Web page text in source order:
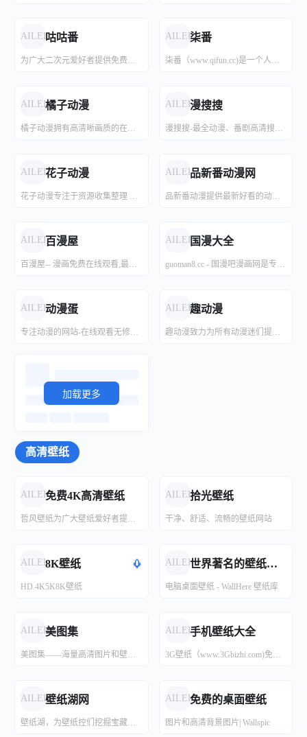
FAILED咕咕番
为广大二次元爱好者提供免费、高质量无广告的新番、老番、特摄动画在线观看！
FAILED柒番
柒番（www.qifun.cc)是一个人动漫网站，这里有及时的动漫新番，活跃的ACG氛围，大家可以在这里找到许多欢乐。
FAILED橘子动漫
橘子动漫拥有高清晰画质的在线动漫，最新电影，观看完全免费、高速播放、更新及时在线，我们致力为所有动漫迷们提供最好看的动漫
FAILED漫搜搜
漫搜搜-最全动漫、番剧高清搜索，想搜就搜想看就看~
FAILED花子动漫
花子动漫专注于资源收集整理 海量的有效的高质量的动漫，资源下载，最新电影，观看完全免费、高速播放、更新及时在线，我们致力为所有动漫迷们提供最好看的动漫
FAILED品新番动漫网
品新番动漫提供最新好看的动漫、泡面番等高清无修免费动漫在线观看和下载，新番动画推荐和动漫下载就在品新番动漫网！
FAILED百漫屋
百漫屋-- 漫画免费在线观看,最新漫画,手机看漫画网站,2022最新漫画,好看的漫画,最新好看的漫画
FAILED国漫大全
guoman8.cc - 国漫吧漫画网是专注国漫和更新国漫最快的漫画网。国漫吧致力于中国漫画的宣传推广，连载有大角虫漫画，知音漫客，飒漫画，神漫等杂志！大主宰漫画，择天记漫画，校花的贴身高手漫画，星辰变漫画等国内大人气漫画作品，国漫大全。所有漫画均为高清彩色，是喜爱和支持国漫的漫迷的首选网站。
FAILED动漫蛋
专注动漫的网站-在线观看无修新番动漫
FAILED趣动漫
趣动漫致力为所有动漫迷们提供最好看的动漫、最新最快的高清动画下载及全集资源，观看完全免费、无须注册、高速播放、更新及时的专业在线动漫站。
加载更多
高清壁纸
FAILED免费4K高清壁纸
哲风壁纸为广大壁纸爱好者提供交流和分享的平台，站内包含海量「4K-8K」高清「电脑桌面壁纸」「手机壁纸」「头像制作」均可「免费下载」，激励壁纸壁纸爱好者分享交流，打造综合类壁纸社区。
FAILED拾光壁纸
干净、舒适、流畅的壁纸网站
FAILED8K壁纸
HD 4K5K8K壁纸
FAILED 世界著名的壁纸网站
电脑桌面壁纸 - WallHere 壁纸库
FAILED美图集
美图集——海量高清图片和壁纸！内容涵盖风景图片、动物图片、唯美图片、鲜花图片、家居图片、设计素材、电脑壁纸、动漫壁纸、电影壁纸、明星壁纸、美女壁纸、唯美壁纸、QQ头像、微信头像、网络头像...
FAILED手机壁纸大全
3G壁纸（www.3Gbizhi.com)免费提供各类高清好看的手机壁纸图片下载.同时增加了桌面壁纸图片,图片大全，明星图片大全,性感美女图片大全等好看的图片栏目分享与下载-三桌图片网，收录分享生活的美。
FAILED壁纸湖网
壁纸湖，为壁纸控们挖掘宝藏手机壁纸。壁纸采集，优质壁纸获取，时刻follow最新的手机壁纸。壁纸湖唯一官网，没有APP
FAILED免费的桌面壁纸
图片和高清背景图片| Wallspic